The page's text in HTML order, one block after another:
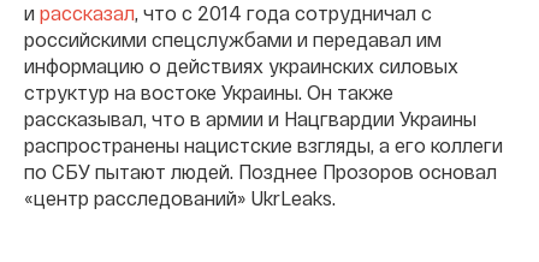
и рассказал, что с 2014 года сотрудничал с
российскими спецслужбами и передавал им
информацию о действиях украинских силовых
структур на востоке Украины. Он также
рассказывал, что в армии и Нацгвардии Украины
распространены нацистские взгляды, а его коллеги
по СБУ пытают людей. Позднее Прозоров основал
«центр расследований» UkrLeaks.